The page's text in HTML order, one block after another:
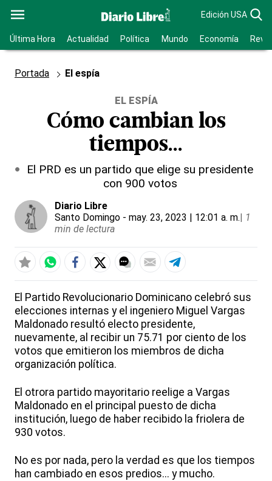
Edición USA
Última Hora Actualidad Política Mundo Economía
Portada El espía
EL ESPÍA
Cómo cambian los
tiempos...
El PRD es un partido que elige su presidente
con 900 votos
Diario Libre
Santo Domingo - may. 23, 2023 | 12:01 a. m.| 1
min de lectura
El Partido Revolucionario Dominicano celebró sus
elecciones internas y el ingeniero Miguel Vargas
Maldonado resultó electo presidente,
nuevamente, al recibir un 75.71 por ciento de los
votos que emitieron los miembros de dicha
organización política.
El otrora partido mayoritario reelige a Vargas
Maldonado en el principal puesto de dicha
institución, luego de haber recibido la friolera de
930 votos.
No es por nada, pero la verdad es que los tiempos
han cambiado en esos predios... y mucho.